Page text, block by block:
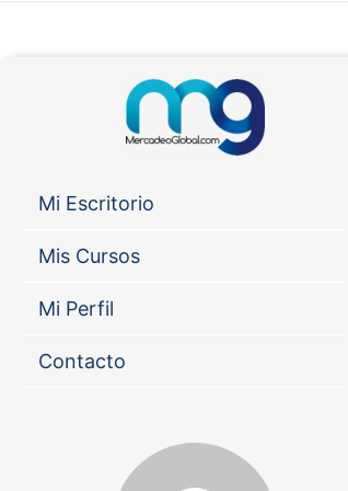
Mi Escritorio
Mis Cursos
Mi Perfil
Contacto